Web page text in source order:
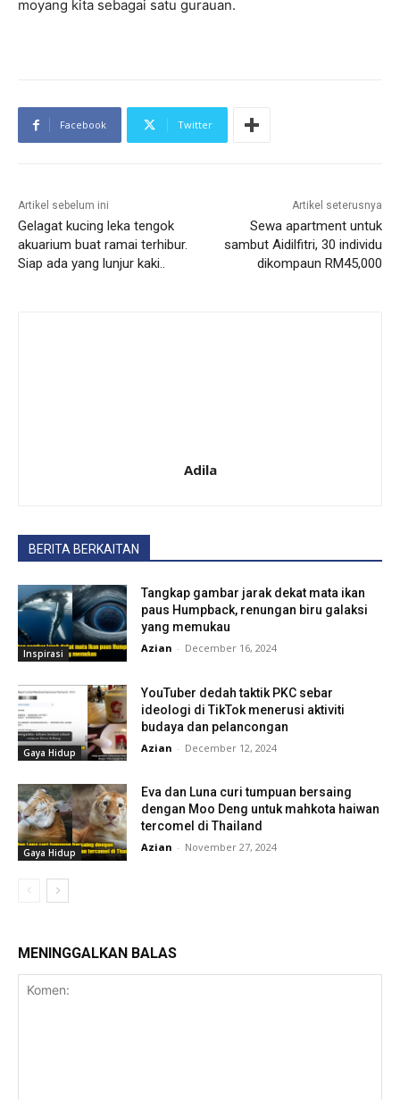
moyang kita sebagai satu gurauan.
Facebook Twitter
Artikel sebelum ini
Gelagat kucing leka tengok
akuarium buat ramai terhibur.
Siap ada yang lunjur kaki..
Artikel seterusnya
Sewa apartment untuk
sambut Aidilfitri, 30 individu
dikompaun RM45,000
Adila
BERITA BERKAITAN
Inspirasi
Tangkap gambar jarak dekat mata ikan
paus Humpback, renungan biru galaksi
yang memukau
Azian - December 16, 2024
Gaya Hidup
YouTuber dedah taktik PKC sebar
ideologi di TikTok menerusi aktiviti
budaya dan pelancongan
Azian - December 12, 2024
Gaya Hidup
Eva dan Luna curi tumpuan bersaing
dengan Moo Deng untuk mahkota haiwan
tercomel di Thailand
Azian - November 27, 2024
MENINGGALKAN BALAS